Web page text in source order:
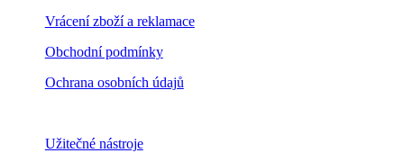
Vrácení zboží a reklamace
Obchodní podmínky
Ochrana osobních údajů
Užitečné nástroje